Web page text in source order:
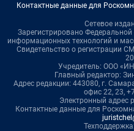
Контактные данные для
Сетевое
Зарегистрировано
информационных технологий и
Свидетельство о регистрации
Учредитель: ООО
Главный редактор:
Адрес редакции: 443080, г.
офис 22, 23,
Электронный адрес
Контактные данные для
Техподдержка: